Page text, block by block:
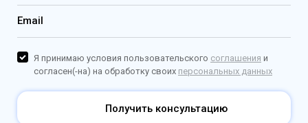
Email
Получить консультацию
Я принимаю условия пользовательского соглашения и
согласен(-на) на обработку своих персональных данных